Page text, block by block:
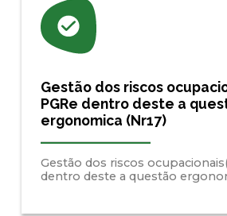
Gestão dos riscos
PGRe dentro deste a
ergonomica (Nr17)
Gestão dos riscos
dentro deste a questão